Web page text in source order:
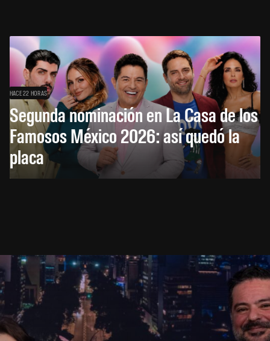
HACE 22 HORAS
Segunda nominación en La Casa de los
Famosos México 2026: así quedó la
placa